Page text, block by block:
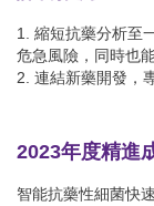
危急風險，同時也
2. 連結新藥開發，
2022年1月全面導